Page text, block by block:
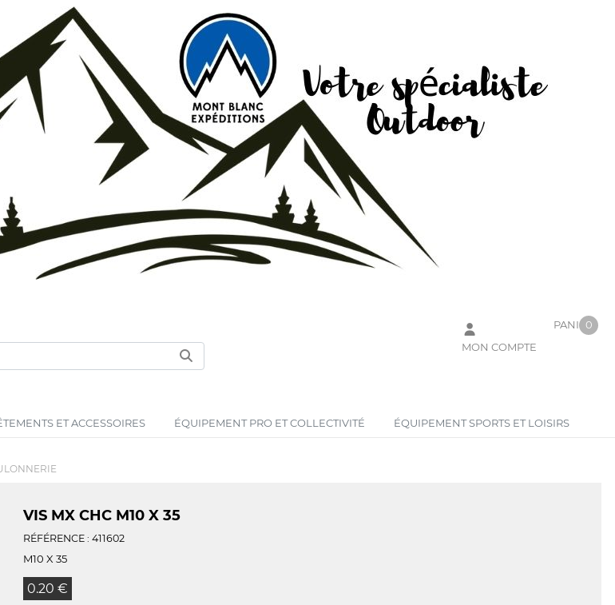
MON COMPTE
PANIER
0
ET ACCESSOIRES ÉQUIPEMENT PRO ET COLLECTIVITÉ ÉQUIPEMENT SPORTS ET LOISIRS
VIS MX CHC M10 X 35
RÉFÉRENCE : 411602
M10 X 35
0.20 €